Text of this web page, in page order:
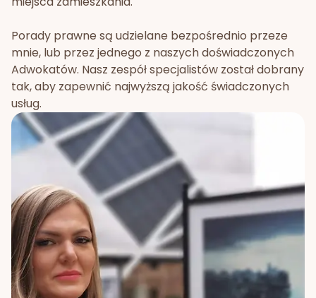
Porady prawne są udzielane bezpośrednio przeze
mnie, lub przez jednego z naszych doświadczonych
Adwokatów. Nasz zespół specjalistów został dobrany
tak, aby zapewnić najwyższą jakość świadczonych
usług.